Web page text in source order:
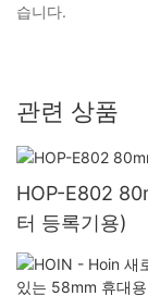
습니다.
관련 상품
HOP-E802
터 등록기용)